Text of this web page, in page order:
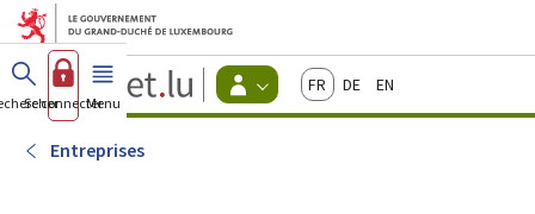
Aller au menu principal
Aller au contenu
Guichet.lu
Changer
d'espace
FrançaisDeutschEnglish
Se connecterMenu principal
Entreprises